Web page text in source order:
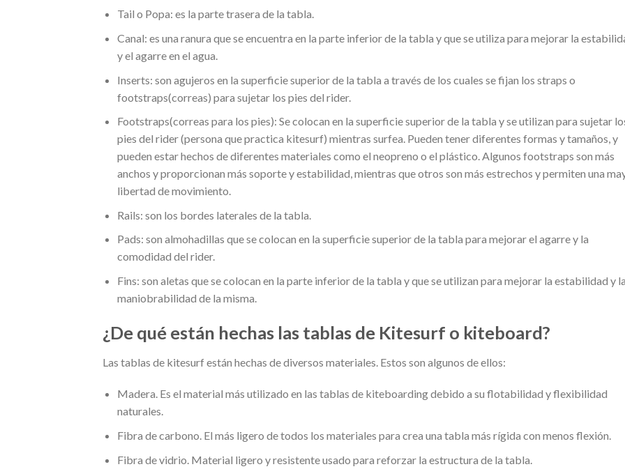
Tail o Popa: es la parte trasera de la tabla.
Canal: es una ranura que se encuentra en la parte inferior de la tabla y que se utiliza para mejorar la
y el agarre en el agua.
Inserts: son agujeros en la superficie superior de la tabla a través de los cuales se fijan los straps o
footstraps(correas) para sujetar los pies del rider.
Footstraps(correas para los pies): Se colocan en la superficie superior de la tabla y se utilizan para sujetar
pies del rider (persona que practica kitesurf) mientras surfea. Pueden tener diferentes formas y tamaños, y
pueden estar hechos de diferentes materiales como el neopreno o el plástico. Algunos footstraps son más
anchos y proporcionan más soporte y estabilidad, mientras que otros son más estrechos y permiten una
libertad de movimiento.
Rails: son los bordes laterales de la tabla.
Pads: son almohadillas que se colocan en la superficie superior de la tabla para mejorar el agarre y la
comodidad del rider.
Fins: son aletas que se colocan en la parte inferior de la tabla y que se utilizan para mejorar la estabilidad y la
maniobrabilidad de la misma.
¿De qué están hechas las tablas de Kitesurf o kiteboard?
Las tablas de kitesurf están hechas de diversos materiales. Estos son algunos de ellos:
Madera. Es el material más utilizado en las tablas de kiteboarding debido a su flotabilidad y flexibilidad
naturales.
Fibra de carbono. El más ligero de todos los materiales para crea una tabla más rígida con menos flexión.
Fibra de vidrio. Material ligero y resistente usado para reforzar la estructura de la tabla.